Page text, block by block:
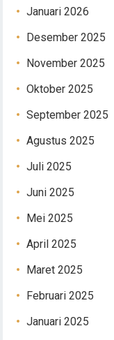
Januari 2026
Desember 2025
November 2025
Oktober 2025
September 2025
Agustus 2025
Juli 2025
Juni 2025
Mei 2025
April 2025
Maret 2025
Februari 2025
Januari 2025